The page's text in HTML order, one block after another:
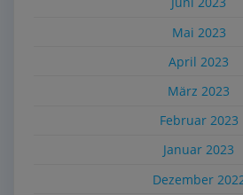
Mai 2023
April 2023
März 2023
Februar 2023
Januar 2023
Dezember